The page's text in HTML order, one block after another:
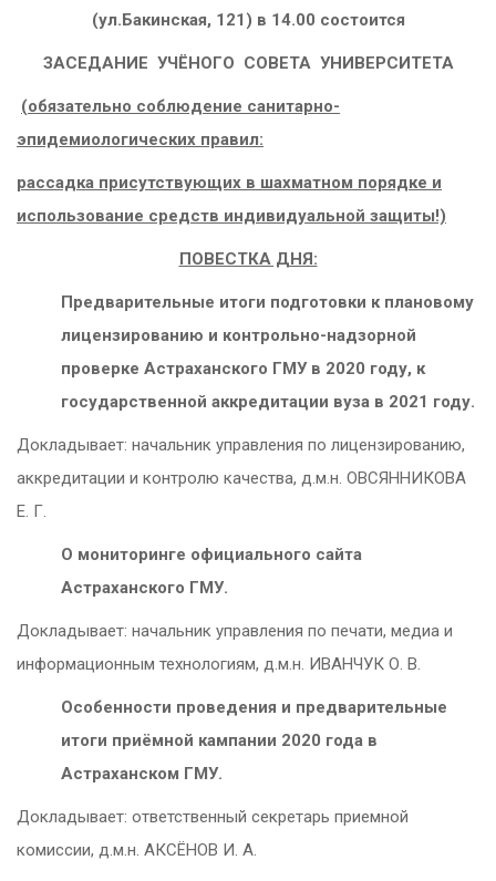
(ул.Бакинская, 121) в 14.00 состоится
ЗАСЕДАНИЕ УЧЁНОГО СОВЕТА УНИВЕРСИТЕТА
(обязательно соблюдение санитарно-
эпидемиологических правил:
рассадка присутствующих в шахматном порядке и
использование средств индивидуальной защиты!)
ПОВЕСТКА ДНЯ:
Предварительные итоги подготовки к плановому
лицензированию и контрольно-надзорной
проверке Астраханского ГМУ в 2020 году, к
государственной аккредитации вуза в 2021 году.
Докладывает: начальник управления по лицензированию,
аккредитации и контролю качества, д.м.н. ОВСЯННИКОВА
Е. Г.
О мониторинге официального сайта
Астраханского ГМУ.
Докладывает: начальник управления по печати, медиа и
информационным технологиям, д.м.н. ИВАНЧУК О. В.
Особенности проведения и предварительные
итоги приёмной кампании 2020 года в
Астраханском ГМУ.
Докладывает: ответственный секретарь приемной
комиссии, д.м.н. АКСЁНОВ И. А.